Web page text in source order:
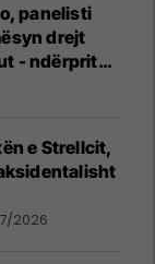
panelisti
drejt
- ndërpritet
e Strellcit,
2026